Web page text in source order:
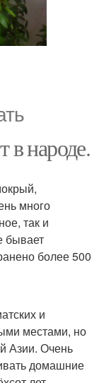
в народе.
много
так и
бывает
более 500
и
местами, но
Азии. Очень
домашние